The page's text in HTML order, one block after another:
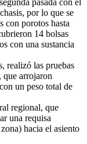
por lo que se
con porotos hasta
14 bolsas
con una sustancia
realizó las pruebas
que arrojaron
un peso total de
regional, que
una requisa
hacia el asiento